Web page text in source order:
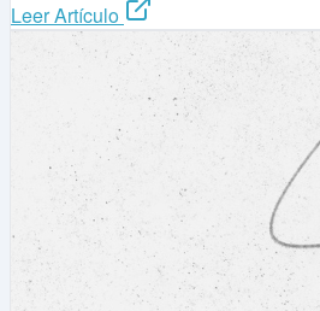
Leer Artículo